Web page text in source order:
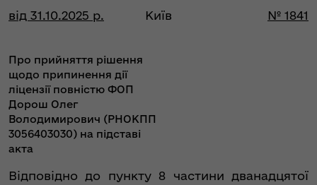
від 31.10.2025 р. Київ № 1841
Про прийняття рішення
щодо припинення дії
ліцензії повністю ФОП
Дорош Олег
Володимирович (РНОКПП
3056403030) на підставі
акта
Відповідно до пункту 8 частини дванадцятої